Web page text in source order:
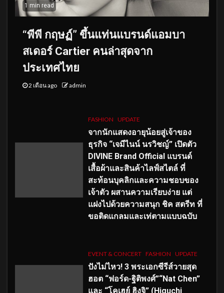
1 min read
“พีพี กฤษฏ์” ขึ้นแท่นแบรนด์แอมบา
สเดอร์ Cartier คนล่าสุดจาก
ประเทศไทย
2 เดือน ago admin
FASHION UPDATE
จากนักแสดงอายุน้อยสู่เจ้าของ
ธุรกิจ “เจมีไนน์ นรวิชญ์” เปิดตัว
DIVINE Brand Official แบรนด์
เสื้อผ้าและสินค้าไลฟ์สไตล์ ที่
สะท้อนบุคลิกและความชอบของ
เจ้าตัว ผสานความเรียบง่าย แต่
แฝงไปด้วยความสนุก ชิค สตรีท ที่
ขอติดแกลมและเท่ตามแบบฉบับ
EVENT & CONCERT FASHION UPDATE
ปังไม่ไหว! 3 พระเอกซีรีส์วายสุด
ฮอต “ฟอร์ด-ฐิติพงศ์”“Nat Chen”
และ “โคเฮย์ ฮิงุจิ” (Higuchi